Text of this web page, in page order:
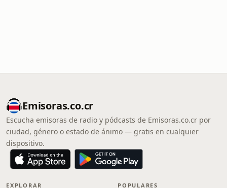
Emisoras.co.cr
Escucha emisoras de radio y pódcasts de Emisoras.co.cr por
ciudad, género o estado de ánimo — gratis en cualquier
dispositivo.
EXPLORAR POPULARES